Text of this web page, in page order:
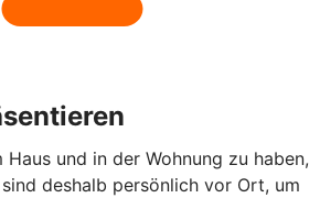
Haus und in der Wohnung zu haben,
deshalb persönlich vor Ort, um